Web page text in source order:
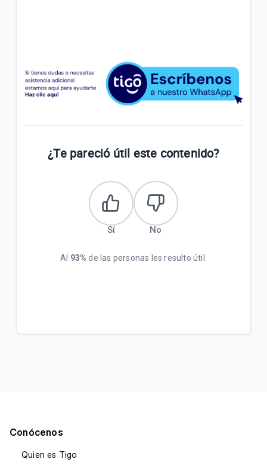
¿Te pareció útil este contenido?
Sí No
Al 93% de las personas les resulto útil.
Conócenos
Quien es Tigo